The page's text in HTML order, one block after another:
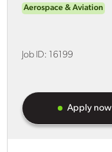
Aerospace & Aviation
Job ID: 16199
Apply now